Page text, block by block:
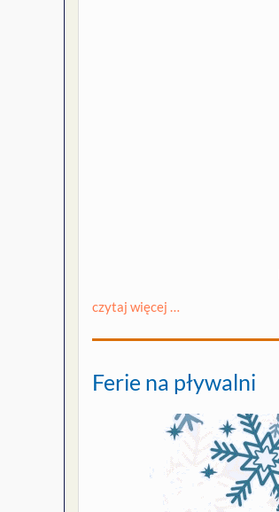
czytaj więcej …
Ferie na pływalni